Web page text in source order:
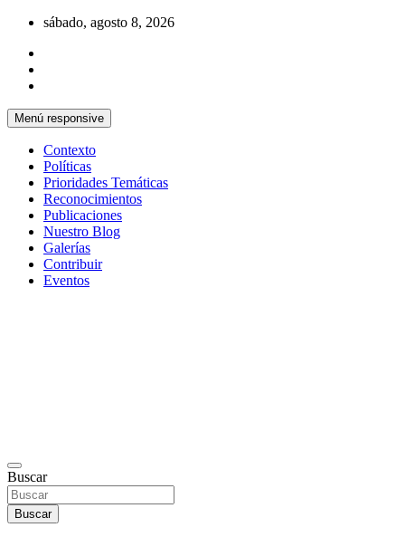
Saltar
contenido
sábado, agosto 8, 2026
Menú responsive
Contexto
Políticas
Prioridades Temáticas
Reconocimientos
Publicaciones
Nuestro Blog
Galerías
Contribuir
Eventos
Buscar
Buscar